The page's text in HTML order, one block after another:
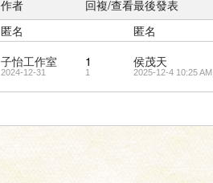
作者 回複/查看最後發表
匿名
匿名
子怡工作室
2024-12-31
1
1
侯茂天
2025-12-4 10:25 AM